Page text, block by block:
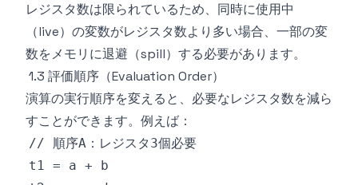
レジスタ数は限られているため、同時に使用中
（live）の変数がレジスタ数より多い場合、一部の変
数をメモリに退避（spill）する必要があります。
1.3 評価順序（Evaluation Order）
演算の実行順序を変えると、必要なレジスタ数を減ら
すことができます。例えば：